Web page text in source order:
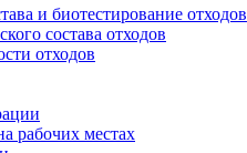
и биотестирование отходов
состава отходов
отходов
рабочих местах